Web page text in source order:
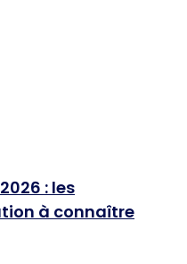
: les
à connaître